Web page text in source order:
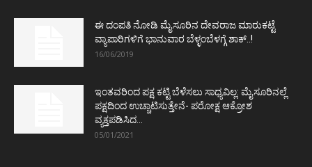
ಈ ದಂಪತಿ ನೋಡಿ ಮೈಸೂರಿನ ದೇವರಾಜ ಮಾರುಕಟ್ಟೆ
ವ್ಯಾಪಾರಿಗಳಿಗೆ ಭಾನುವಾರ ಬೆಳ್ಳಂಬೆಳಗ್ಗೆ ಶಾಕ್..!
16/06/2019
ಇಂತವರಿಂದ ಪಕ್ಷ ಕಟ್ಟಿ ಬೆಳೆಸಲು ಸಾಧ್ಯವಿಲ್ಲ: ಮೈಸೂರಿನಲ್ಲೆ
ಪಕ್ಷದಿಂದ ಉಚ್ಚಾಟಿಸುತ್ತೇನೆ- ಪರೋಕ್ಷ ಆಕ್ರೋಶ
ವ್ಯಕ್ತಪಡಿಸಿದ...
05/01/2021